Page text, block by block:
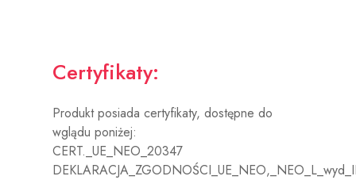
Certyfikaty:
Produkt posiada certyfikaty, dostępne do
wglądu poniżej:
CERT._UE_NEO_20347